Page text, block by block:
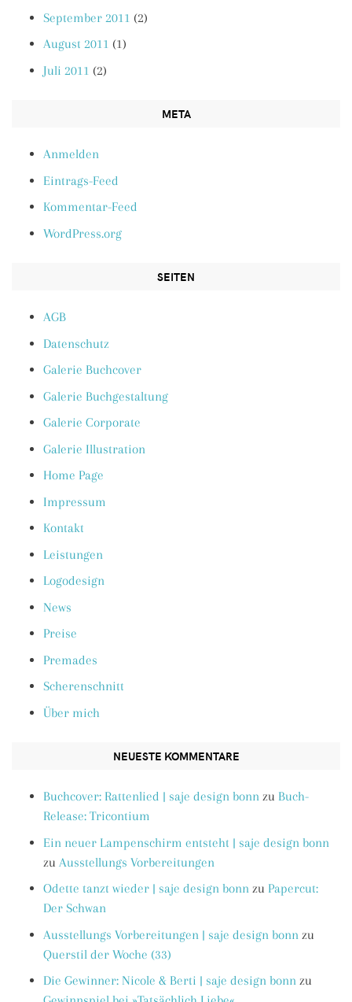
September 2011 (2)
August 2011 (1)
Juli 2011 (2)
META
Anmelden
Eintrags-Feed
Kommentar-Feed
WordPress.org
SEITEN
AGB
Datenschutz
Galerie Buchcover
Galerie Buchgestaltung
Galerie Corporate
Galerie Illustration
Home Page
Impressum
Kontakt
Leistungen
Logodesign
News
Preise
Premades
Scherenschnitt
Über mich
NEUESTE KOMMENTARE
Buchcover: Rattenlied | saje design bonn zu Buch-
Release: Tricontium
Ein neuer Lampenschirm entsteht | saje design bonn
zu Ausstellungs Vorbereitungen
Odette tanzt wieder | saje design bonn zu Papercut:
Der Schwan
Ausstellungs Vorbereitungen | saje design bonn zu
Querstil der Woche (33)
Die Gewinner: Nicole & Berti | saje design bonn zu